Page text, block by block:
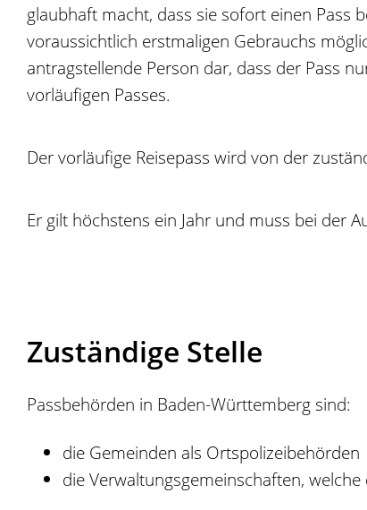
glaubhaft macht, dass sie sofort einen Pass
voraussichtlich erstmaligen Gebrauchs
antragstellende Person dar, dass der Pass
vorläufigen Passes.
Der vorläufige Reisepass wird von der
Er gilt höchstens ein Jahr und muss bei der
Zuständige Stelle
Passbehörden in Baden-Württemberg sind:
die Gemeinden als Ortspolizeibehörden
die Verwaltungsgemeinschaften,